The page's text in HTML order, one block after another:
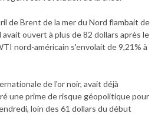
de Brent de la mer du Nord flambait de
avait ouvert à plus de 82 dollars après le
nord-américain s'envolait de 9,21% à
de l'or noir, avait déjà
une prime de risque géopolitique pour
loin des 61 dollars du début